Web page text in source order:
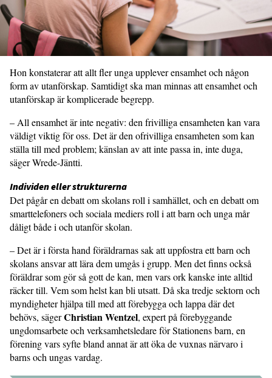
Hon konstaterar att allt fler unga upplever ensamhet och någon
form av utanförskap. Samtidigt ska man minnas att ensamhet och
utanförskap är komplicerade begrepp.
– All ensamhet är inte negativ: den frivilliga ensamheten kan vara
väldigt viktig för oss. Det är den ofrivilliga ensamheten som kan
ställa till med problem; känslan av att inte passa in, inte duga,
säger Wrede-Jäntti.
Individen eller strukturerna
Det pågår en debatt om skolans roll i samhället, och en debatt om
smarttelefoners och sociala mediers roll i att barn och unga mår
dåligt både i och utanför skolan.
– Det är i första hand föräldrarnas sak att uppfostra ett barn och
skolans ansvar att lära dem umgås i grupp. Men det finns också
föräldrar som gör så gott de kan, men vars ork kanske inte alltid
räcker till. Vem som helst kan bli utsatt. Då ska tredje sektorn och
myndigheter hjälpa till med att förebygga och lappa där det
behövs, sägerChristian Wentzel, expert på förebyggande
ungdomsarbete och verksamhetsledare för Stationens barn, en
förening vars syfte bland annat är att öka de vuxnas närvaro i
barns och ungas vardag.